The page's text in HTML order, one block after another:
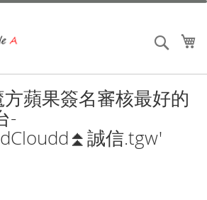
搜索
蘋果簽名審核最好的
-
誠信.tgw'